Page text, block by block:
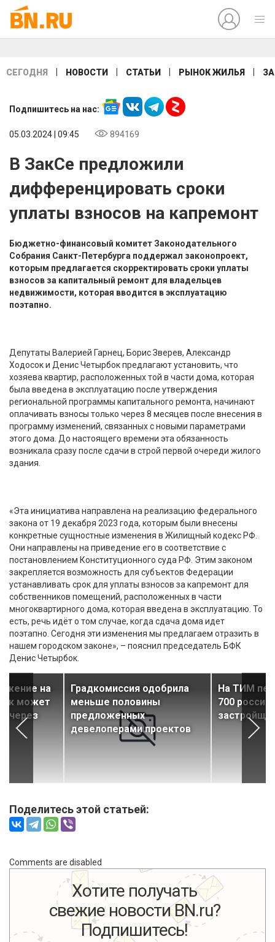
СЕГОДНЯ НОВОСТИ СТАТЬИ РЫНОК ЖИЛЬЯ
Подпишитесь на нас:
05.03.2024 | 09:45 894169
В ЗакСе предложили
дифференцировать сроки
уплаты взносов на капремонт
Бюджетно-финансовый комитет Законодательного
Собрания Санкт-Петербурга поддержал законопроект,
которым предлагается скорректировать сроки уплаты
взносов за капитальный ремонт для владельцев
недвижимости, которая вводится в эксплуатацию
поэтапно.
Депутаты Валерией Гарнец, Борис Зверев, Александр
Ходосок и Денис Четырбок предлагают установить, что
хозяева квартир, расположенных той в части дома, которая
была введена в эксплуатацию после утверждения
региональной программы капитального ремонта, начинают
оплачивать взносы только через 8 месяцев после внесения в
программу изменений, связанных с новыми параметрами
этого дома. До настоящего времени эта обязанность
возникала сразу после сдачи в строй первой очереди жилого
здания.
«Эта инициатива направлена на реализацию федерального
закона от 19 декабря 2023 года, которым были внесены
конкретные сущностные изменения в Жилищный кодекс РФ.
Они направлены на приведение его в соответствие с
постановлением Конституционного суда РФ. Этим законом
закрепляется возможность для субъектов Федерации
устанавливать срок для уплаты взносов за капремонт для
собственников помещений, расположенных в части
многоквартирного дома, которая введена в эксплуатацию. То
есть, речь идёт о том случае, когда сдача дома идет
поэтапно. Сегодня эти изменения мы предлагаем отразить в
нашем городском законе», – пояснил председатель БФК
Денис Четырбок.
на
может
через
Градкомиссия одобрила
меньше половины
предложенных
девелоперами проектов
На ТИМ
700
Поделитесь этой статьей:
Comments are disabled
Хотите получать
свежие новости BN.ru?
Подпишитесь!